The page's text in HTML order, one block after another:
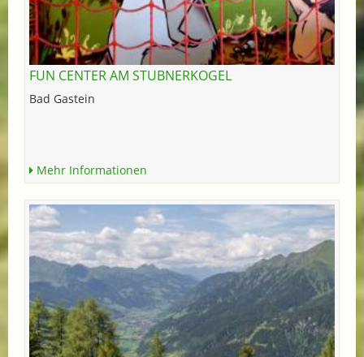
FUN CENTER AM STUBNERKOGEL
Bad Gastein
Mehr Informationen